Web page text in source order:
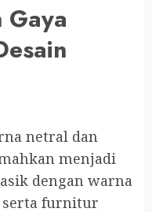
netral dan
menjadi
dengan warna
serta furnitur